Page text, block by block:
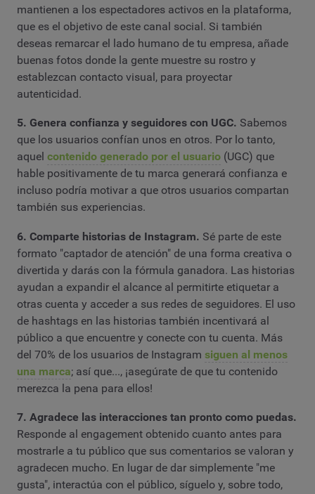
mantienen a los espectadores activos en la plataforma,
que es el objetivo de este canal social. Si también
deseas remarcar el lado humano de tu empresa, añade
buenas fotos donde la gente muestre su rostro y
establezcan contacto visual, para proyectar
autenticidad.
5. Genera confianza y seguidores con UGC. Sabemos
que los usuarios confían unos en otros. Por lo tanto,
aquel contenido generado por el usuario (UGC) que
hable positivamente de tu marca generará confianza e
incluso podría motivar a que otros usuarios compartan
también sus experiencias.
6. Comparte historias de Instagram. Sé parte de este
formato "captador de atención" de una forma creativa o
divertida y darás con la fórmula ganadora. Las historias
ayudan a expandir el alcance al permitirte etiquetar a
otras cuenta y acceder a sus redes de seguidores. El uso
de hashtags en las historias también incentivará al
público a que encuentre y conecte con tu cuenta. Más
del 70% de los usuarios de Instagram siguen al menos
una marca; así que..., ¡asegúrate de que tu contenido
merezca la pena para ellos!
7. Agradece las interacciones tan pronto como puedas.
Responde al engagement obtenido cuanto antes para
mostrarle a tu público que sus comentarios se valoran y
agradecen mucho. En lugar de dar simplemente "me
gusta", interactúa con el público, síguelo y, sobre todo,